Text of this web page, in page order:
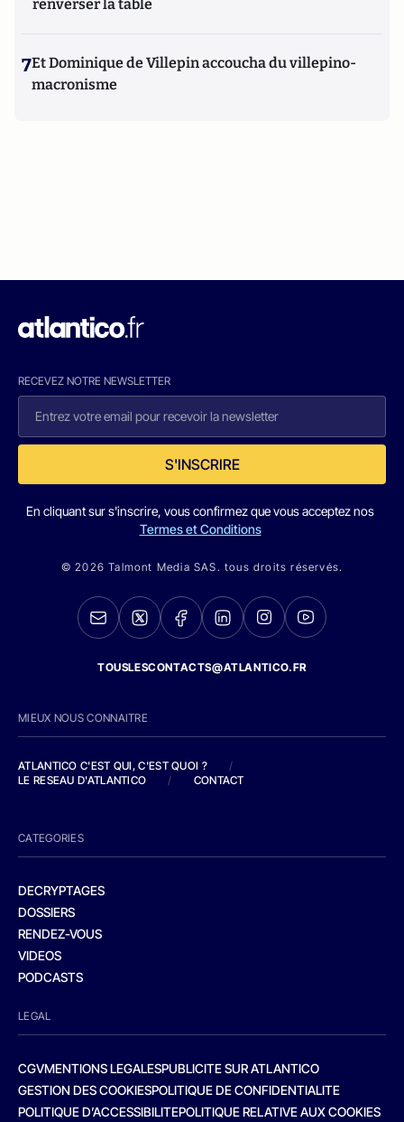
renverser la table
7Et Dominique de Villepin accoucha du villepino-
macronisme
RECEVEZ NOTRE NEWSLETTER
S'INSCRIRE
En cliquant sur s'inscrire, vous confirmez que vous acceptez nos
Termes et Conditions
© 2026 Talmont Media SAS. tous droits réservés.
TOUSLESCONTACTS@ATLANTICO.FR
MIEUX NOUS CONNAITRE
ATLANTICO C'EST QUI, C'EST QUOI ?
/
LE RESEAU D'ATLANTICO
/ CONTACT
CATEGORIES
DECRYPTAGES
DOSSIERS
RENDEZ-VOUS
VIDEOS
PODCASTS
LEGAL
CGVMENTIONS LEGALESPUBLICITE SUR ATLANTICO
GESTION DES COOKIESPOLITIQUE DE CONFIDENTIALITE
POLITIQUE D’ACCESSIBILITEPOLITIQUE RELATIVE AUX COOKIES